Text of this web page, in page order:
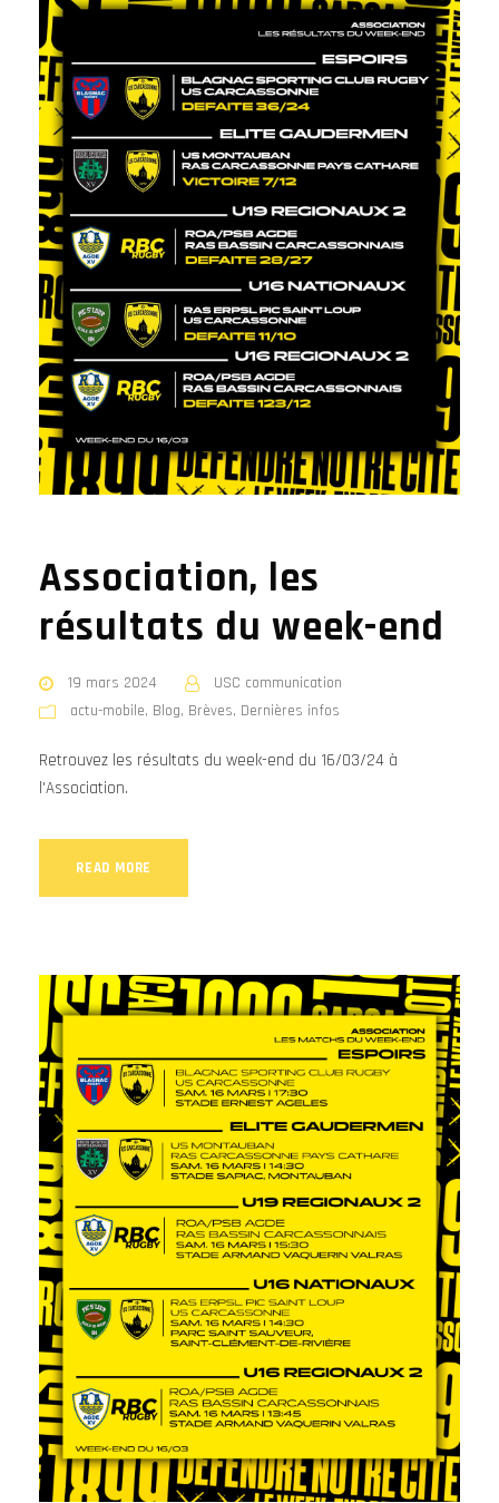
Association, les
résultats du week-end
19 mars 2024
USC communication
actu-mobile, Blog, Brèves, Dernières infos
Retrouvez les résultats du week-end du 16/03/24 à
l'Association.
READ MORE